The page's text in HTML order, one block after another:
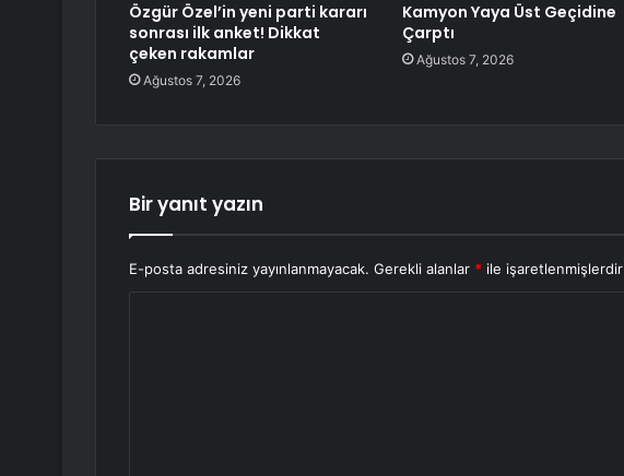
Özgür Özel’in yeni parti kararı
sonrası ilk anket! Dikkat
çeken rakamlar
Ağustos 7, 2026
Kamyon Yaya Üst Geçidine
Çarptı
Ağustos 7, 2026
Bir yanıt yazın
E-posta adresiniz yayınlanmayacak. Gerekli alanlar * ile işaretlenmişlerdir